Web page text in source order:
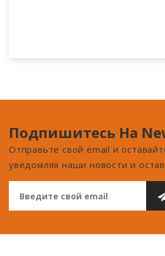
Подпишитесь На
Отправьте свой email и
уведомляя наши новости и